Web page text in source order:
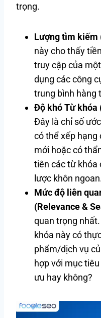
trọng.
Lượng tìm kiếm
này cho thấy
truy cập của
dụng các công
trung bình hàng
Độ khó Từ khóa
Đây là chỉ số
có thể xếp hạng
mới hoặc có
tiên các từ khóa
lược khôn
Mức độ liên
(Relevance &
quan trọng
khóa này có
phẩm/dịch vụ
hợp với mục
ưu hay không?